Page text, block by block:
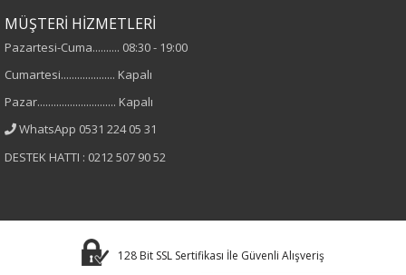
MÜŞTERİ HİZMETLERİ
Pazartesi-Cuma.......... 08:30 - 19:00
Cumartesi.................... Kapalı
Pazar............................. Kapalı
WhatsApp 0531 224 05 31
DESTEK HATTI : 0212 507 90 52
128 Bit SSL Sertifikası İle Güvenli Alışveriş